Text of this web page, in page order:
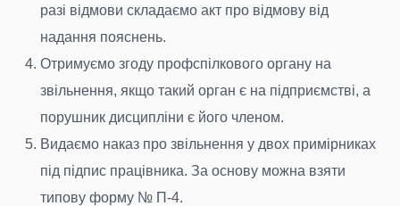
разі відмови складаємо акт про відмову від
надання пояснень.
Отримуємо згоду профспілкового органу на
звільнення, якщо такий орган є на підприємстві, а
порушник дисципліни є його членом.
Видаємо наказ про звільнення у двох примірниках
під підпис працівника. За основу можна взяти
типову форму № П-4.